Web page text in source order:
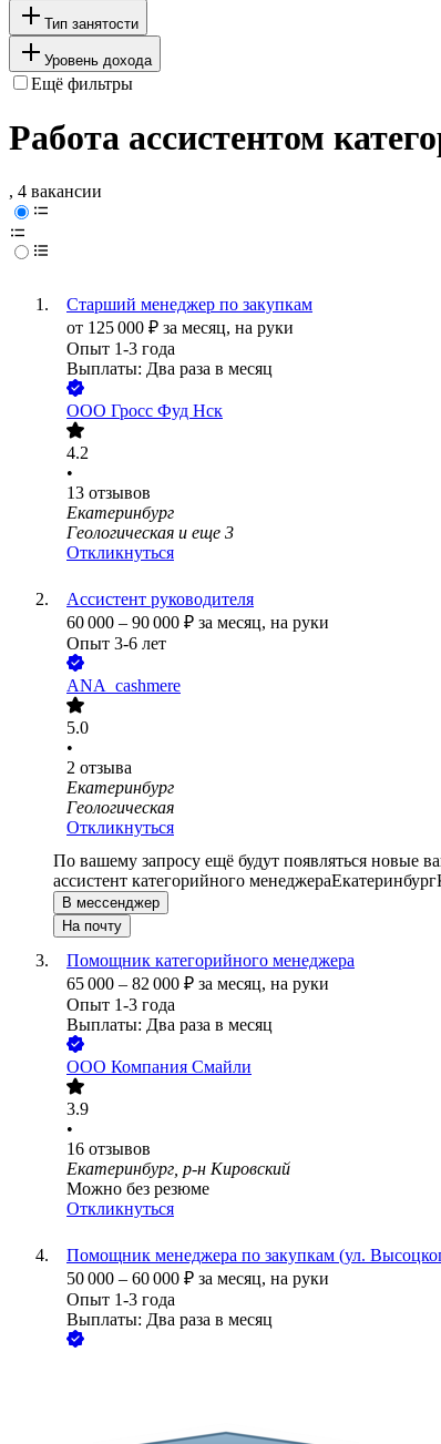
Тип занятости
Уровень дохода
Ещё фильтры
Работа ассистентом
, 4 вакансии
Старший менеджер по закупкам
от 125 000 ₽ за месяц, на руки
Опыт 1-3 года
Выплаты: Два раза в месяц
ООО Гросс Фуд Нск
4.2
•
13 отзывов
Екатеринбург
Геологическая и еще 3
Откликнуться
Ассистент руководителя
60 000 – 90 000 ₽ за месяц, на руки
Опыт 3-6 лет
ANA_cashmere
5.0
•
2 отзыва
Екатеринбург
Геологическая
Откликнуться
По вашему запросу ещё будут появляться новые
ассистент категорийного менеджераЕкатеринбург
В мессенджер
На почту
Помощник категорийного менеджера
65 000 – 82 000 ₽ за месяц, на руки
Опыт 1-3 года
Выплаты: Два раза в месяц
ООО Компания Смайли
3.9
•
16 отзывов
Екатеринбург, р-н Кировский
Можно без резюме
Откликнуться
Помощник менеджера по закупкам (ул.
50 000 – 60 000 ₽ за месяц, на руки
Опыт 1-3 года
Выплаты: Два раза в месяц